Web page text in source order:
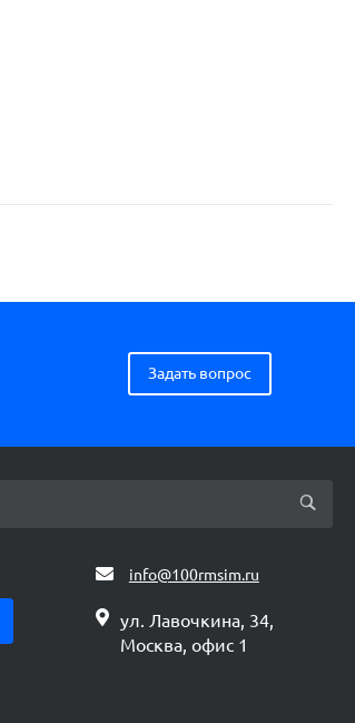
Задать вопрос
info@100rmsim.ru
ул. Лавочкина, 34,
Москва, офис 1